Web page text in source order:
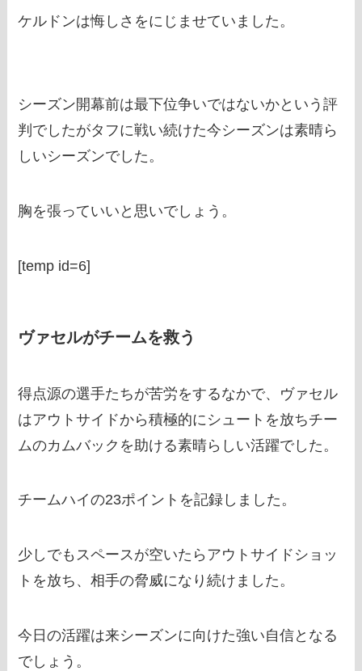
ケルドンは悔しさをにじませていました。
シーズン開幕前は最下位争いではないかという評
判でしたがタフに戦い続けた今シーズンは素晴ら
しいシーズンでした。
胸を張っていいと思いでしょう。
[temp id=6]
ヴァセルがチームを救う
得点源の選手たちが苦労をするなかで、ヴァセル
はアウトサイドから積極的にシュートを放ちチー
ムのカムバックを助ける素晴らしい活躍でした。
チームハイの23ポイントを記録しました。
少しでもスペースが空いたらアウトサイドショッ
トを放ち、相手の脅威になり続けました。
今日の活躍は来シーズンに向けた強い自信となる
でしょう。